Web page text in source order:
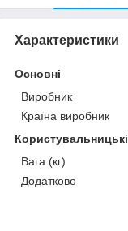
Характеристики
Основні
Виробник
Країна виробник
Вага (кг)
Додатково